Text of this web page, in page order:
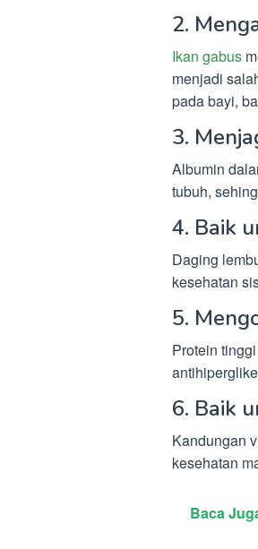
2.
Ikan gabus
menjadi
pada bayi,
3.
Albumin
tubuh,
4. Baik
Daging
kesehatan
5.
Protein
6. Baik
Kandungan
kesehatan
Baca